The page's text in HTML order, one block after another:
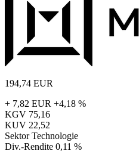
194,74 EUR
+ 7,82 EUR +4,18 %
KGV 75,16
KUV 22,52
Sektor Technologie
Div.-Rendite 0,11 %